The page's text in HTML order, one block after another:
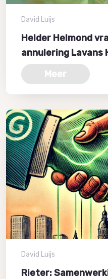
David Luijs
Helder Helmond
annulering Lavans
Meer
David Luijs
Rieter: